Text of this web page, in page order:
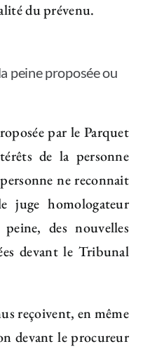
du prévenu.
peine proposée ou
par le Parquet
de la personne
ne reconnait
juge homologateur
des nouvelles
devant le Tribunal
reçoivent, en même
devant le procureur